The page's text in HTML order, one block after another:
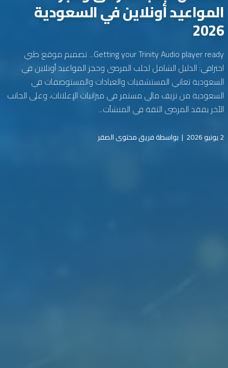
المواعيد أونلاين في السعودية
2026
Getting your Trinity Audio player ready... تصميم موقع طبي
احترافي: الدليل الشامل لجلب المرضى وحجز المواعيد أونلاين في
السعودية تعاني المستشفيات والعيادات والمستوصفات في
السعودية من نزيف مالي مستمر في ميزانيات الإعلانات، وعلى الجانب
الآخر يفقد المرضى الثقة في المنشآت...
2 يونيو 2026 | بواسطة فريق محتوى الصقر